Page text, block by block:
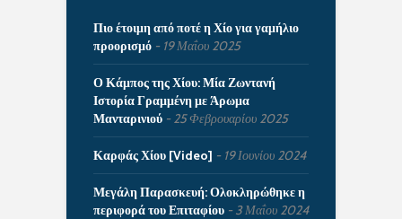
Πιο έτοιμη από ποτέ η Χίο για γαμήλιο
προορισμό
19 Μαΐου 2025
Ο Κάμπος της Χίου: Μία Ζωντανή
Ιστορία Γραμμένη με Άρωμα
Μανταρινιού
25 Φεβρουαρίου 2025
Καρφάς Χίου [Video] 19 Ιουνίου 2024
Μεγάλη Παρασκευή: Ολοκληρώθηκε η
περιφορά του Επιταφίου
3 Μαΐου 2024